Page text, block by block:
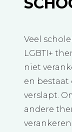
Veel
LGBTI+
niet
en bestaat
verslapt.
andere